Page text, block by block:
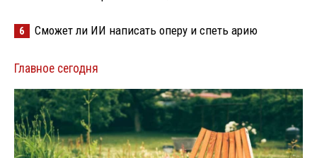
6 Сможет ли ИИ написать оперу и спеть арию
Главное сегодня